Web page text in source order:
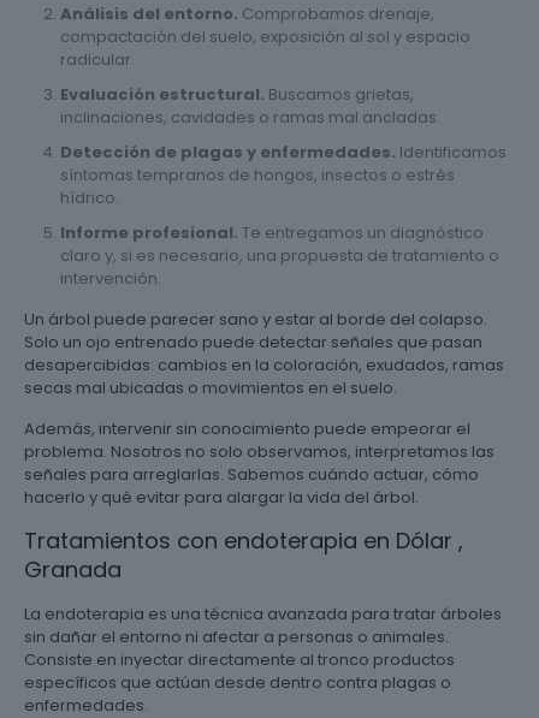
Análisis del entorno. Comprobamos drenaje,
compactación del suelo, exposición al sol y espacio
radicular.
Evaluación estructural. Buscamos grietas,
inclinaciones, cavidades o ramas mal ancladas.
Detección de plagas y enfermedades. Identificamos
síntomas tempranos de hongos, insectos o estrés
hídrico.
Informe profesional. Te entregamos un diagnóstico
claro y, si es necesario, una propuesta de tratamiento o
intervención.
Un árbol puede parecer sano y estar al borde del colapso.
Solo un ojo entrenado puede detectar señales que pasan
desapercibidas: cambios en la coloración, exudados, ramas
secas mal ubicadas o movimientos en el suelo.
Además, intervenir sin conocimiento puede empeorar el
problema. Nosotros no solo observamos, interpretamos las
señales para arreglarlas. Sabemos cuándo actuar, cómo
hacerlo y qué evitar para alargar la vida del árbol.
Tratamientos con endoterapia en Dólar ,
Granada
La endoterapia es una técnica avanzada para tratar árboles
sin dañar el entorno ni afectar a personas o animales.
Consiste en inyectar directamente al tronco productos
específicos que actúan desde dentro contra plagas o
enfermedades.